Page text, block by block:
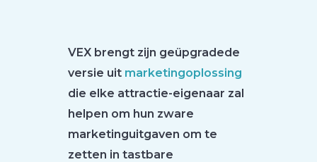
VEX brengt zijn geüpgradede
versie uit marketingoplossing
die elke attractie-eigenaar zal
helpen om hun zware
marketinguitgaven om te
zetten in tastbare